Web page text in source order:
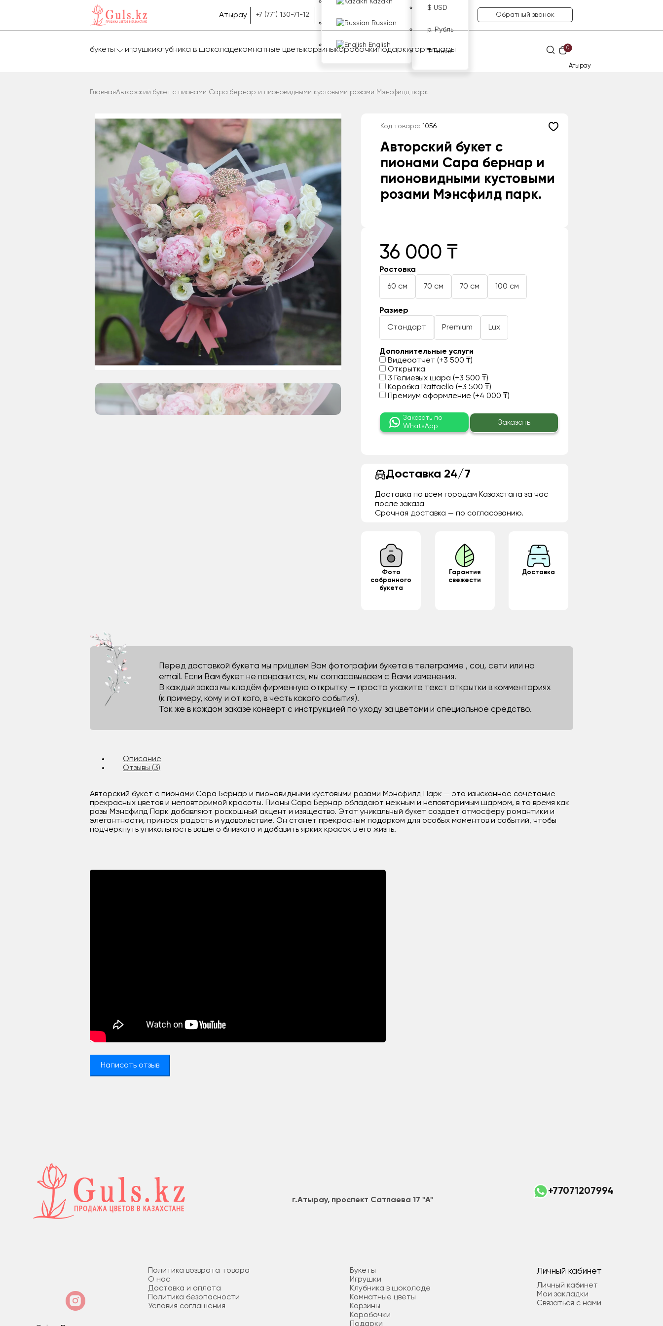
Атырау +7 (771) 130-71-12
Kazakh
Russian
English
$ USD
р. Рубль
₸ Тенге
Обратный звонок
букеты игрушкиклубника в шоколадекомнатные цветыкорзиныкоробочкиподаркитортышары 0
Атырау
ГлавнаяАвторский букет с пионами Сара бернар и пионовидными кустовыми розами Мэнсфилд парк.
Код товара: 1056
Авторский букет с
пионами Сара бернар и
пионовидными кустовыми
розами Мэнсфилд парк.
36 000 ₸
Ростовка
60 см 70 см 70 см 100 см
Размер
Стандарт Premium Lux
Дополнительные услуги
Видеоотчет (+3 500 ₸)
Открытка
3 Гелиевых шара (+3 500 ₸)
Коробка Raffaello (+3 500 ₸)
Премиум оформление (+4 000 ₸)
Заказать по
WhatsApp
Заказать
Доставка 24/7
Доставка по всем городам Казахстана за час
после заказа
Срочная доставка — по согласованию.
Фото
собранного
букета
Гарантия
свежести
Доставка
Перед доставкой букета мы пришлем Вам фотографии букета в телеграмме , соц. сети или на
email. Если Вам букет не понравится, мы согласовываем с Вами изменения.
В каждый заказ мы кладём фирменную открытку — просто укажите текст открытки в комментариях
(к примеру, кому и от кого, в честь какого события).
Так же в каждом заказе конверт с инструкцией по уходу за цветами и специальное средство.
Описание
Отзывы (3)
Авторский букет с пионами Сара Бернар и пионовидными кустовыми розами Мэнсфилд Парк — это изысканное сочетание
прекрасных цветов и неповторимой красоты. Пионы Сара Бернар обладают нежным и неповторимым шармом, в то время как
розы Мэнсфилд Парк добавляют роскошный акцент и изящество. Этот уникальный букет создает атмосферу романтики и
элегантности, принося радость и удовольствие. Он станет прекрасным подарком для особых моментов и событий, чтобы
подчеркнуть уникальность вашего близкого и добавить ярких красок в его жизнь.
Написать отзыв
г.Атырау, проспект Сатпаева 17 "А"
+77071207994
Политика возврата товара
О нас
Доставка и оплата
Политика безопасности
Условия соглашения
Букеты
Игрушки
Клубника в шоколаде
Комнатные цветы
Корзины
Коробочки
Подарки
Личный кабинет
Личный кабинет
Мои закладки
Связаться с нами